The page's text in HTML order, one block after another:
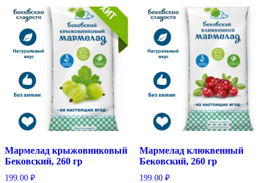
Мармелад крыжовниковый
Бековский, 260 гр
199.00 ₽
Мармелад клюквенный
Бековский, 260 гр
199.00 ₽